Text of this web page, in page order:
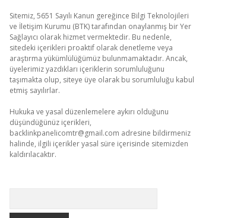
Sitemiz, 5651 Sayılı Kanun gereğince Bilgi Teknolojileri
ve İletişim Kurumu (BTK) tarafından onaylanmış bir Yer
Sağlayıcı olarak hizmet vermektedir. Bu nedenle,
sitedeki içerikleri proaktif olarak denetleme veya
araştırma yükümlülüğümüz bulunmamaktadır. Ancak,
üyelerimiz yazdıkları içeriklerin sorumluluğunu
taşımakta olup, siteye üye olarak bu sorumluluğu kabul
etmiş sayılırlar.
Hukuka ve yasal düzenlemelere aykırı olduğunu
düşündüğünüz içerikleri,
backlinkpanelicomtr@gmail.com adresine bildirmeniz
halinde, ilgili içerikler yasal süre içerisinde sitemizden
kaldırılacaktır.